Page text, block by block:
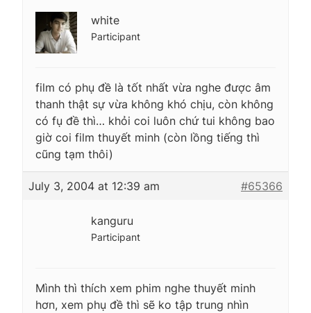
white
Participant
film có phụ đề là tốt nhất vừa nghe được âm
thanh thật sự vừa không khó chịu, còn không
có fụ đề thì… khỏi coi luôn chứ tui không bao
giờ coi film thuyết minh (còn lồng tiếng thì
cũng tạm thôi)
July 3, 2004 at 12:39 am #65366
kanguru
Participant
Mình thì thích xem phim nghe thuyết minh
hơn, xem phụ đề thì sẽ ko tập trung nhìn